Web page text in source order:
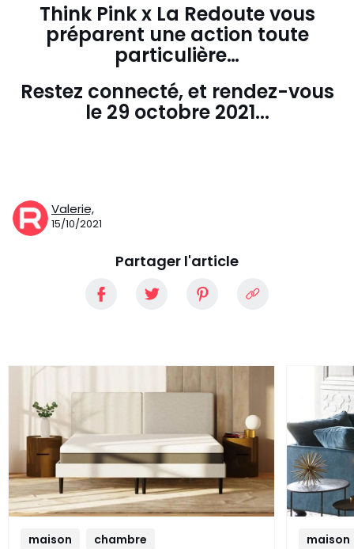
Think Pink x La Redoute vous
préparent une action toute
particulière…
Restez connecté, et rendez-vous
le 29 octobre 2021...
Valerie,
15/10/2021
Partager l'article
maison chambre maison